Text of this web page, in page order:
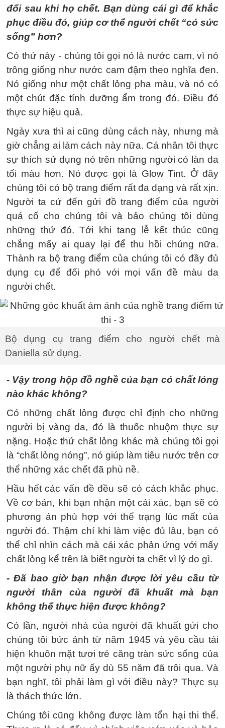
đổi sau khi họ chết. Bạn dùng cái gì để khắc
phục điều đó, giúp cơ thể người chết “có sức
sống” hơn?
Có thứ này - chúng tôi gọi nó là nước cam, vì nó
trông giống như nước cam đậm theo nghĩa đen.
Nó giống như một chất lỏng pha màu, và nó có
một chút đặc tính dưỡng ẩm trong đó. Điều đó
thực sự hiệu quả.
Ngày xưa thì ai cũng dùng cách này, nhưng mà
giờ chẳng ai làm cách này nữa. Cá nhân tôi thực
sự thích sử dụng nó trên những người có làn da
tối màu hơn. Nó được gọi là Glow Tint. Ở đây
chúng tôi có bộ trang điểm rất đa dạng và rất xịn.
Người ta cứ đến gửi đồ trang điểm của người
quá cố cho chúng tôi và bảo chúng tôi dùng
những thứ đó. Tới khi tang lễ kết thúc cũng
chẳng mấy ai quay lại để thu hồi chúng nữa.
Thành ra bộ trang điểm của chúng tôi có đầy đủ
dụng cụ để đối phó với mọi vấn đề màu da
người chết.
Bộ dụng cụ trang điểm cho người chết mà
Daniella sử dụng.
- Vậy trong hộp đồ nghề của bạn có chất lỏng
nào khác không?
Có những chất lỏng được chỉ định cho những
người bị vàng da, đó là thuốc nhuộm thực sự
nặng. Hoặc thứ chất lỏng khác mà chúng tôi gọi
là “chất lỏng nóng”, nó giúp làm tiêu nước trên cơ
thể những xác chết đã phù nề.
Hầu hết các vấn đề đều sẽ có cách khắc phục.
Về cơ bản, khi bạn nhận một cái xác, bạn sẽ có
phương án phù hợp với thể trạng lúc mất của
người đó. Thậm chí khi làm việc đủ lâu, bạn có
thể chỉ nhìn cách mà cái xác phản ứng với mấy
chất lỏng kể trên là biết người ta chết vì lý do gì.
- Đã bao giờ bạn nhận được lời yêu cầu từ
người thân của người đã khuất mà bạn
không thể thực hiện được không?
Có lần, người nhà của người đã khuất gửi cho
chúng tôi bức ảnh từ năm 1945 và yêu cầu tái
hiện khuôn mặt tươi trẻ căng tràn sức sống của
một người phụ nữ ấy dù 55 năm đã trôi qua. Và
bạn nghĩ, tôi phải làm gì với điều này? Thực sụ
là thách thức lớn.
Chúng tôi cũng không được làm tổn hại thi thể.